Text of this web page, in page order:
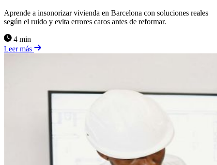
Aprende a insonorizar vivienda en Barcelona con soluciones reales
según el ruido y evita errores caros antes de reformar.
4 min
Leer más